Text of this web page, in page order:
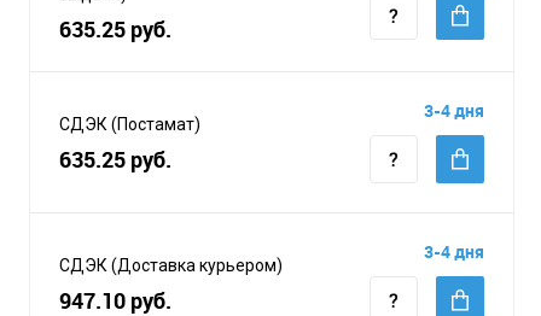
635.25 руб.
СДЭК (Постамат)
635.25 руб.
3-4 дня
СДЭК (Доставка курьером)
947.10 руб.
3-4 дня